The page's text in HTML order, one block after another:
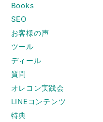
Books
SEO
お客様の声
ツール
ディール
質問
オレコン実践会
LINEコンテンツ
特典